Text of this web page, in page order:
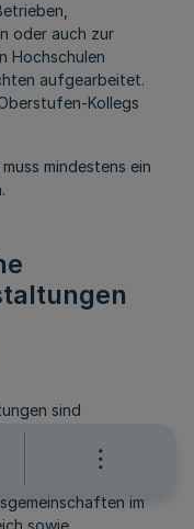
oder auch zur
Hochschulen
aufgearbeitet.
Kollegs
mindestens ein
sind
die außerhalb des
oder von den
im
sowie